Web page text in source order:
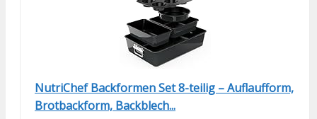
NutriChef Backformen Set 8-teilig – Auflaufform,
Brotbackform, Backblech...